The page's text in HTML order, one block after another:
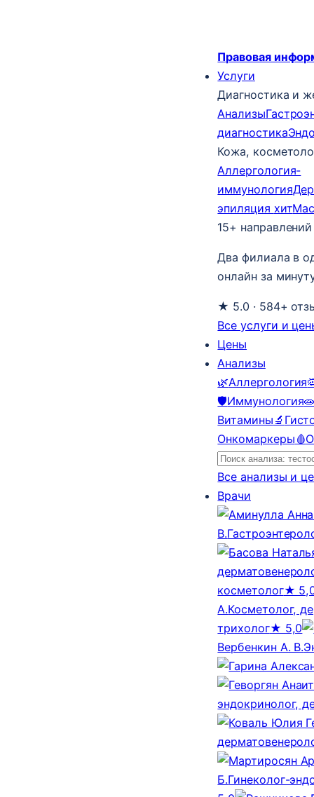
Правовая
Услуги
Диагностика и
Анализы
диагностика
Кожа,
Аллергология-
иммунология
эпиляция хит
15+
Два филиала в
онлайн за
★ 5.0 · 584+
Все услуги и
Цены
Анализы
🌿Аллергология
🛡️Иммунология
Витамины 🔬
Онкомаркеры 🩸
Все анализы и
Врачи
В.
косметолог★
А.Косметолог,
трихолог★ 5,0
Вербенкин А. В.
эндокринолог,
Б.Гинеколог-